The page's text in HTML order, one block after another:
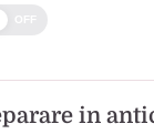
in